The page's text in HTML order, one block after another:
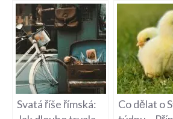
Svatém Grálu
Motiv
Svatá říše římská:
Co dělat o